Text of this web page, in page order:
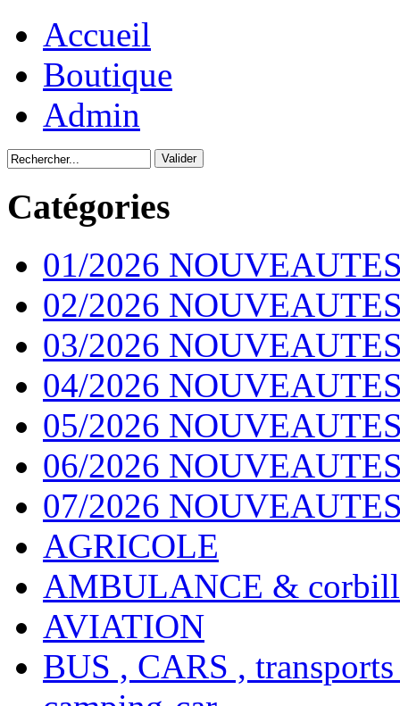
Accueil
Boutique
Admin
Catégories
01/2026
02/2026
03/2026
04/2026
05/2026
06/2026
07/2026
AGRICOLE
AMBULANCE &
AVIATION
BUS , CARS ,